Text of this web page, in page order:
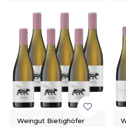
Weingut Bietighöfer